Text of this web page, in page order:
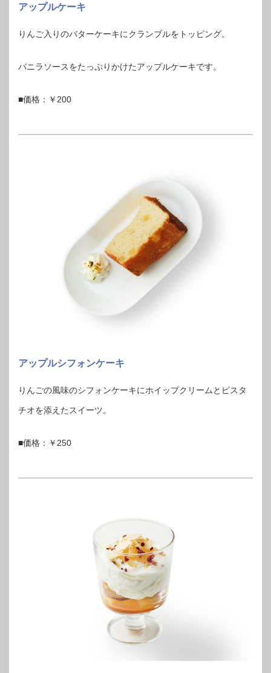
アップルケーキ
りんご入りのバターケーキにクランブルをトッピング。
バニラソースをたっぷりかけたアップルケーキです。
■価格：￥200
アップルシフォンケーキ
りんごの風味のシフォンケーキにホイップクリームとピスタ
チオを添えたスイーツ。
■価格：￥250